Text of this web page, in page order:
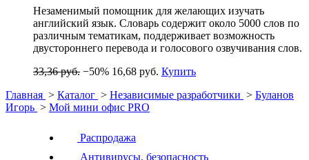
Незаменимый помощник для желающих изучать
английский язык. Словарь содержит около 5000 слов по
различным тематикам, поддерживает возможность
двустороннего перевода и голосового озвучивания слов.
33,36 руб. −50% 16,68 руб. Купить
Главная > Каталог > Независимые разработчики > Буланов
Игорь > Мой мини офис PRO
Распродажа
Антивирусы, безопасность